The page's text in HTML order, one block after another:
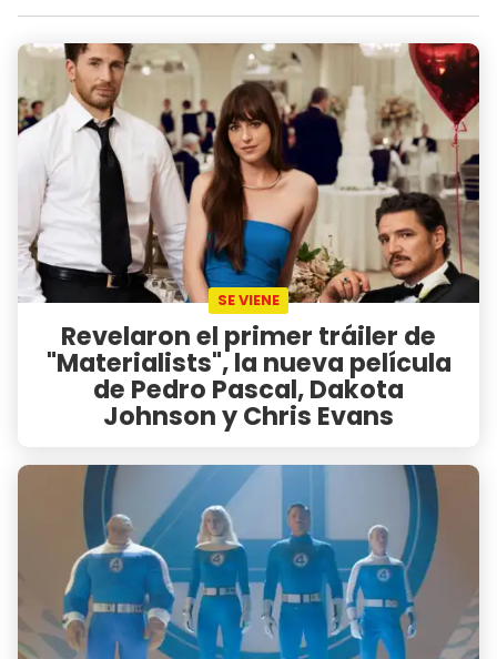
SE VIENE
Revelaron el primer tráiler de
"Materialists", la nueva película
de Pedro Pascal, Dakota
Johnson y Chris Evans